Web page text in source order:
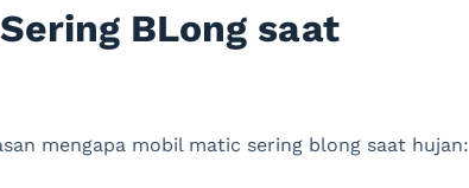
BLong saat
mengapa mobil matic sering blong saat hujan: